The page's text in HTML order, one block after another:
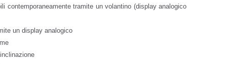
contemporaneamente tramite un volantino (display analogico
un display analogico